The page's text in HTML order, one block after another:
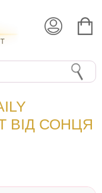
ВІД СОНЦЯ